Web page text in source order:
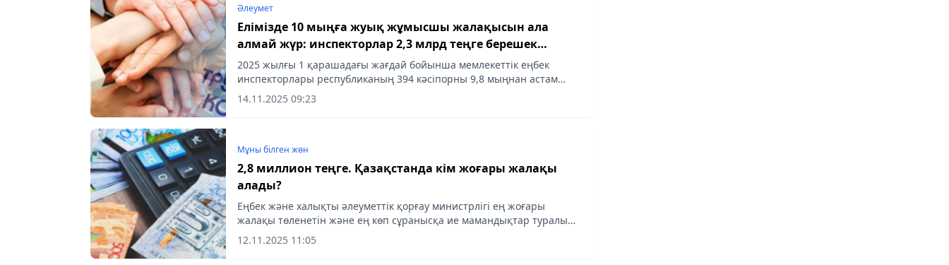
Әлеумет
Елімізде 10 мыңға жуық жұмысшы жалақысын ала
алмай жүр: инспекторлар 2,3 млрд теңге берешек
анықтады
2025 жылғы 1 қарашадағы жағдай бойынша мемлекеттік еңбек
инспекторлары республиканың 394 кәсіпорны 9,8 мыңнан астам
жұмыскерге 2,3 млрд теңгеге жалақы бойынша берешек екенін
анықтады.
14.11.2025 09:23
Мұны білген жөн
2,8 миллион теңге. Қазақстанда кім жоғары жалақы
алады?
Еңбек және халықты әлеуметтік қорғау министрлігі ең жоғары
жалақы төленетін және ең көп сұранысқа ие мамандықтар туралы
деректерді жариялады, - деп хабарлайды aqshamnews.kz тілшісі.
12.11.2025 11:05